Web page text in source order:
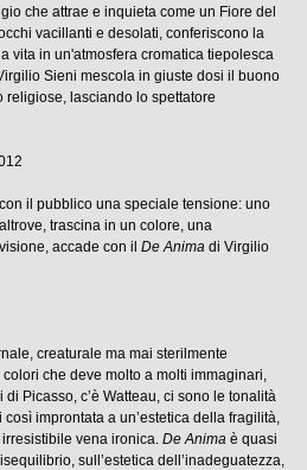
che attrae e inquieta come un Fiore del
vacillanti e desolati, conferiscono la
vita in un'atmosfera cromatica tiepolesca
Sieni mescola in giuste dosi il buono
religiose, lasciando lo spettatore
il pubblico una speciale tensione: uno
trascina in un colore, una
accade con il De Anima di Virgilio
creaturale ma mai sterilmente
che deve molto a molti immaginari,
Picasso, c’è Watteau, ci sono le tonalità
improntata a un’estetica della fragilità,
vena ironica. De Anima è quasi
sull’estetica dell’inadeguatezza,